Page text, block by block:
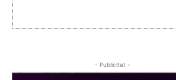
- Publicitat -